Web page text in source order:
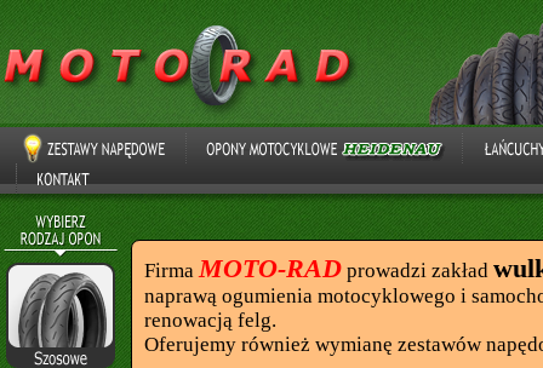
FirmaMOTO-RAD prowadzi zakład
naprawą ogumienia motocyklowego i
renowacją felg.
Oferujemy również wymianę zestawów